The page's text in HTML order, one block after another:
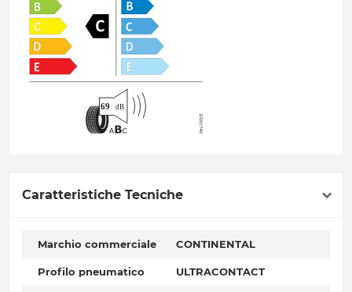
Caratteristiche Tecniche
Marchio commerciale CONTINENTAL
Profilo pneumatico ULTRACONTACT